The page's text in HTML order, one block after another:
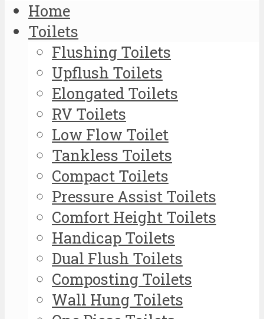
Home
Toilets
Flushing Toilets
Upflush Toilets
Elongated Toilets
RV Toilets
Low Flow Toilet
Tankless Toilets
Compact Toilets
Pressure Assist Toilets
Comfort Height Toilets
Handicap Toilets
Dual Flush Toilets
Composting Toilets
Wall Hung Toilets